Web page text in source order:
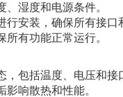
、湿度和电源条件。
行安装，确保所有接口
所有功能正常运行。
，包括温度、电压和接
响散热和性能。